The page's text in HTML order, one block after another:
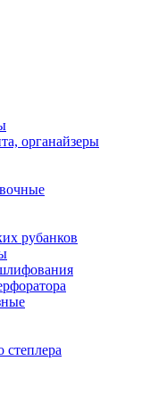
органайзеры
рубанков
степлера